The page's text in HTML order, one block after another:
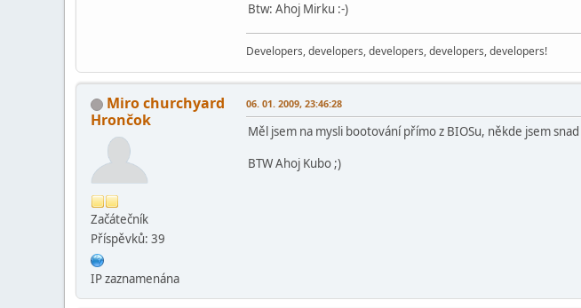
Btw: Ahoj Mirku :-)
Developers, developers, developers, developers, developers!
Miro churchyard
Hrončok
Začátečník
Příspěvků: 39
IP zaznamenána
06. 01. 2009, 23:46:28
Měl jsem na mysli bootování přímo z BIOSu, někde jsem
BTW Ahoj Kubo ;)